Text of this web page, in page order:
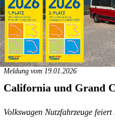
Meldung vom 19.01.2026
California und Grand
Volkswagen Nutzfahrzeuge